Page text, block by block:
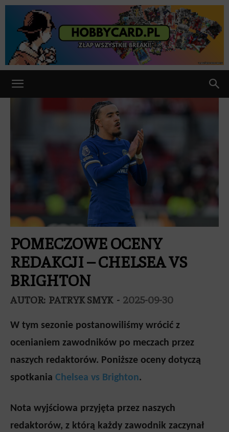
POMECZOWE OCENY
REDAKCJI – CHELSEA VS
BRIGHTON
AUTOR: PATRYK SMYK - 2025-09-30
W tym sezonie postanowiliśmy wrócić z
ocenianiem zawodników po meczach przez
naszych redaktorów. Poniższe oceny dotyczą
spotkania Chelsea vs Brighton.
Nota wyjściowa przyjęta przez naszych
redaktorów, z którą każdy zawodnik zaczynał